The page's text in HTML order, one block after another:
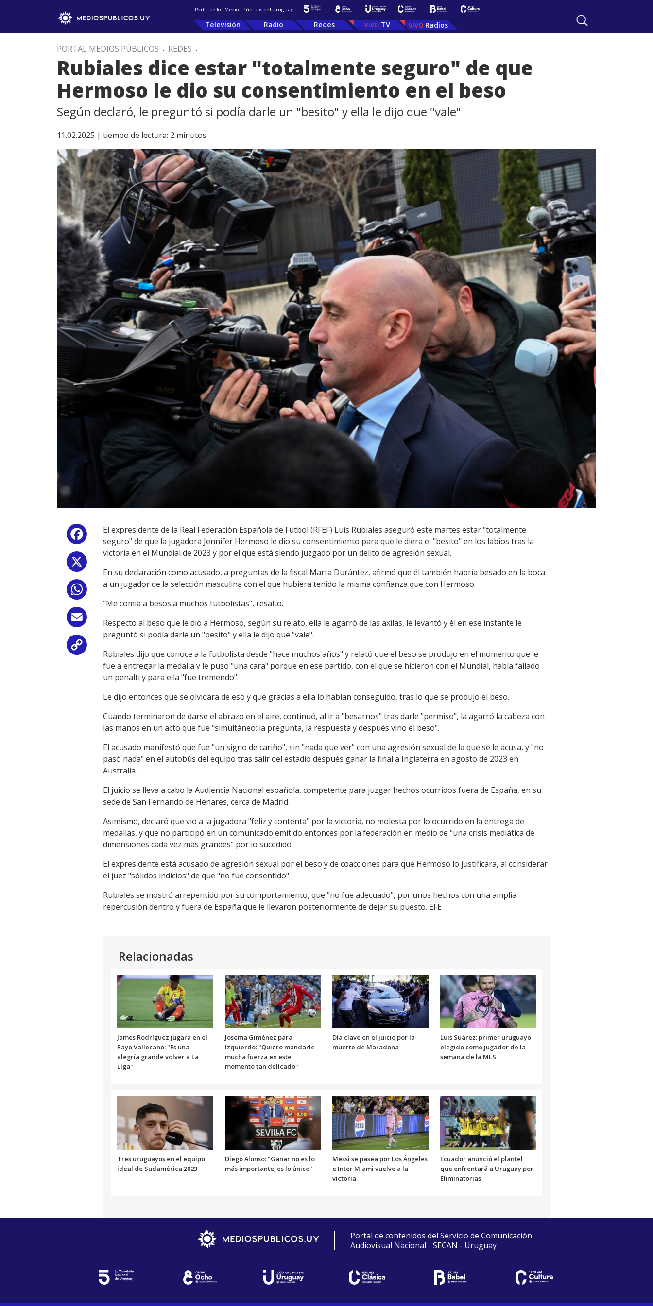
Portal de los Medios Públicos del Uruguay
Televisión Radio Redes TV Radios
PORTAL MEDIOS PÚBLICOS . REDES .
Rubiales dice estar "totalmente seguro" de que
Hermoso le dio su consentimiento en el beso
Según declaró, le preguntó si podía darle un "besito" y ella le dijo que "vale"
11.02.2025 | tiempo de lectura: 2 minutos
Facebook
WhatsApp
Email
Link
El expresidente de la Real Federación Española de Fútbol (RFEF) Luis Rubiales aseguró este martes estar "totalmente
seguro" de que la jugadora Jennifer Hermoso le dio su consentimiento para que le diera el "besito" en los labios tras la
victoria en el Mundial de 2023 y por el que está siendo juzgado por un delito de agresión sexual.
En su declaración como acusado, a preguntas de la fiscal Marta Durántez, afirmó que él también habría besado en la boca
a un jugador de la selección masculina con el que hubiera tenido la misma confianza que con Hermoso.
"Me comía a besos a muchos futbolistas", resaltó.
Respecto al beso que le dio a Hermoso, según su relato, ella le agarró de las axilas, le levantó y él en ese instante le
preguntó si podía darle un "besito" y ella le dijo que "vale".
Rubiales dijo que conoce a la futbolista desde "hace muchos años" y relató que el beso se produjo en el momento que le
fue a entregar la medalla y le puso "una cara" porque en ese partido, con el que se hicieron con el Mundial, había fallado
un penalti y para ella "fue tremendo".
Le dijo entonces que se olvidara de eso y que gracias a ella lo habían conseguido, tras lo que se produjo el beso.
Cuando terminaron de darse el abrazo en el aire, continuó, al ir a "besarnos" tras darle "permiso", la agarró la cabeza con
las manos en un acto que fue "simultáneo: la pregunta, la respuesta y después vino el beso".
El acusado manifestó que fue "un signo de cariño", sin "nada que ver" con una agresión sexual de la que se le acusa, y "no
pasó nada" en el autobús del equipo tras salir del estadio después ganar la final a Inglaterra en agosto de 2023 en
Australia.
El juicio se lleva a cabo la Audiencia Nacional española, competente para juzgar hechos ocurridos fuera de España, en su
sede de San Fernando de Henares, cerca de Madrid.
Asimismo, declaró que vio a la jugadora "feliz y contenta" por la victoria, no molesta por lo ocurrido en la entrega de
medallas, y que no participó en un comunicado emitido entonces por la federación en medio de "una crisis mediática de
dimensiones cada vez más grandes" por lo sucedido.
El expresidente está acusado de agresión sexual por el beso y de coacciones para que Hermoso lo justificara, al considerar
el juez "sólidos indicios" de que "no fue consentido".
Rubiales se mostró arrepentido por su comportamiento, que "no fue adecuado", por unos hechos con una amplia
repercusión dentro y fuera de España que le llevaron posteriormente de dejar su puesto. EFE
Relacionadas
James Rodríguez jugará en el
Rayo Vallecano: "Es una
alegría grande volver a La
Liga"
Josema Giménez para
Izquierdo: "Quiero mandarle
mucha fuerza en este
momento tan delicado"
Día clave en el juicio por la
muerte de Maradona
Luis Suárez: primer uruguayo
elegido como jugador de la
semana de la MLS
Tres uruguayos en el equipo
ideal de Sudamérica 2023
Diego Alonso: "Ganar no es lo
más importante, es lo único"
Messi se pasea por Los Ángeles
e Inter Miami vuelve a la
victoria
Ecuador anunció el plantel
que enfrentará a Uruguay por
Eliminatorias
Portal de contenidos del Servicio de Comunicación
Audiovisual Nacional - SECAN - Uruguay